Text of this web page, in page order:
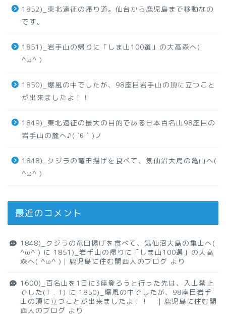
1852)_東北遠征の帰り道。仙台から鹿児島まで移動なの
です。
1851)_岩手山の帰りに「しま山100選」の大高森へ(
^ω^ )
1850)_爆風の中でしたが、98座目岩手山の頂に立つこと
が出来ましたよ！！
1849)_東北遠征の最大の目的である日本百名山98座目の
岩手山の麓へ♪( ´θ｀)ノ
1848)_クジラの竜田揚げを食べて、気仙沼大島の亀山へ(
^ω^ )
最近のコメント
1848)_クジラの竜田揚げを食べて、気仙沼大島の亀山へ(
^ω^ ) に 1851)_岩手山の帰りに「しま山100選」の大高
森へ( ^ω^ )｜鹿児島に住む関西人のブログ より
1600)_百名山を1日に3座登ろうと行った先は、入山禁止
でした(T . T) に 1850)_爆風の中でしたが、98座目岩手
山の頂に立つことが出来ましたよ！！ ｜鹿児島に住む関
西人のブログ より